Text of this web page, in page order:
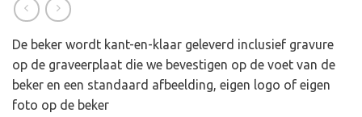
De beker wordt kant-en-klaar geleverd inclusief gravure
op de graveerplaat die we bevestigen op de voet van de
beker en een standaard afbeelding, eigen logo of eigen
foto op de beker